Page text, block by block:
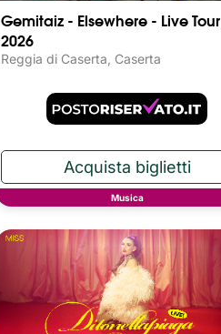
Gemitaiz - Elsewhere - Live Tour
2026
Reggia di Caserta, Caserta
Musica